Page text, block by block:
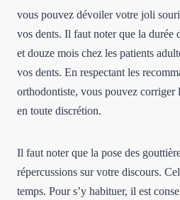
vous pouvez dévoiler votre joli
vos dents. Il faut noter que la durée
et douze mois chez les patients
vos dents. En respectant les
orthodontiste, vous pouvez corriger
en toute discrétion.
Il faut noter que la pose des
répercussions sur votre discours.
temps. Pour s’y habituer, il est